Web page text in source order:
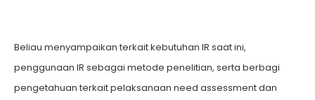
Beliau menyampaikan terkait kebutuhan IR saat ini,
penggunaan IR sebagai metode penelitian, serta berbagi
pengetahuan terkait pelaksanaan need assessment dan